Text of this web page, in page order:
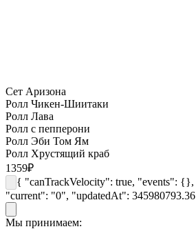
Сет Аризона
Ролл Чикен-Шиитаки
Ролл Лава
Ролл с пепперони
Ролл Эби Том Ям
Ролл Хрустящий краб
1359₽
{ "canTrackVelocity": true, "events": {},
"current": "0", "updatedAt":
Мы принимаем: